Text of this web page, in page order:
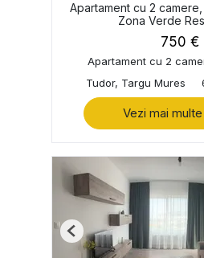
Apartament cu 2
Zona Verde
750 €
Apartament cu 2
Tudor, Targu Mures
Vezi mai
Previous